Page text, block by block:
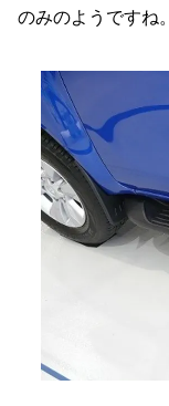
のみのようですね。